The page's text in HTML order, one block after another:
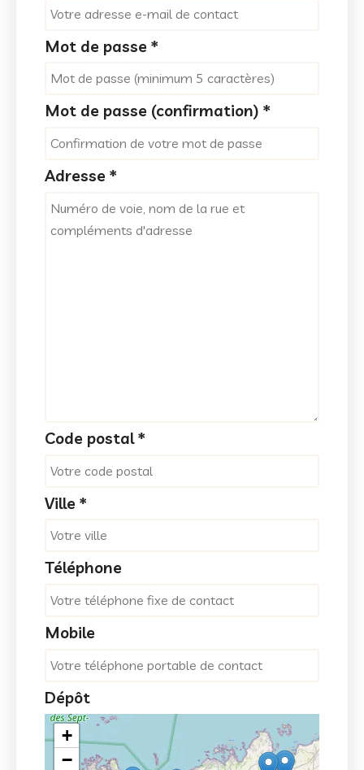
Mot de passe*
Mot de passe (confirmation)*
Adresse*
Code postal*
Ville*
Téléphone
Mobile
Dépôt
+
−